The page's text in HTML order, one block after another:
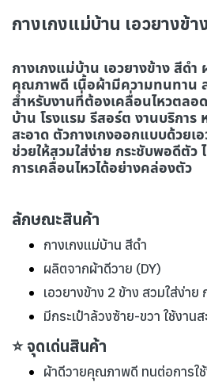
กางเกงแม่บ้าน เอวยางข้า
กางเกงแม่บ้าน เอวยางข้าง สีด
คุณภาพดี เนื้อผ้ามีความทนทาน
สำหรับงานที่ต้องเคลื่อนไหวตลอ
บ้าน โรงแรม รีสอร์ต งานบริการ
สะอาด ตัวกางเกงออกแบบด้วยเ
ช่วยให้สวมใส่ง่าย กระชับพอดีตัว
การเคลื่อนไหวได้อย่างคล่องตัว
ลักษณะสินค้า
กางเกงแม่บ้าน สีดำ
ผลิตจากผ้าดีวาย (DY)
เอวยางข้าง 2 ข้าง สวมใส่ง่าย
มีกระเป๋าล้วงซ้าย-ขวา ใช้งาน
⭐ จุดเด่นสินค้า
ผ้าดีวายคุณภาพดี ทนต่อการใ